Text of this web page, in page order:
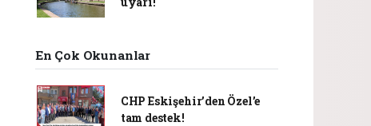
En Çok Okunanlar
CHP Eskişehir’den Özel’e
tam destek!